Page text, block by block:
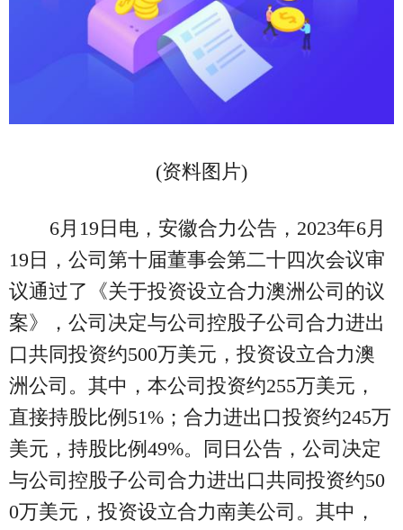
(资料图片)
6月19日电，安徽合力公告，2023年6月
19日，公司第十届董事会第二十四次会议审
议通过了《关于投资设立合力澳洲公司的议
案》，公司决定与公司控股子公司合力进出
口共同投资约500万美元，投资设立合力澳
洲公司。其中，本公司投资约255万美元，
直接持股比例51%；合力进出口投资约245万
美元，持股比例49%。同日公告，公司决定
与公司控股子公司合力进出口共同投资约50
0万美元，投资设立合力南美公司。其中，